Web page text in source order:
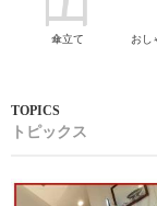
傘立て
おし
トピックス